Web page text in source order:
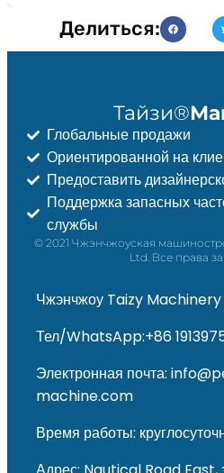
Делиться:
Тайзи®
Глобальные продажи
Ориентированной на
Предоставить
Поддержка запасных
службы
© 2021 Чжэнчжоуская
Ltd. Все права
Чжэнчжоу Taizy Machinery
Тел/WhatsApp:+86
Электронная почта:
machine.com
Время работы: